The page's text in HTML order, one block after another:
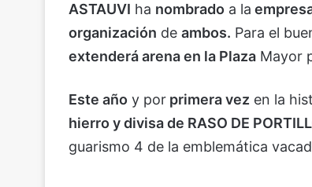
ASTAUVI ha nombrado a la
organización de ambos. Para el
extenderá arena en la Plaza Mayor
Este año y por primera vez en la
hierro y divisa de RASO DE
guarismo 4 de la emblemática